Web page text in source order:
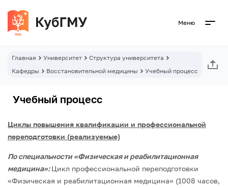
Меню
Главная Университет
Структура университета
Кафедры
Восстановительной медицины Учебный процесс
Учебный процесс
Циклы повышения квалификации и профессиональной
переподготовки (реализуемые)
По специальности «Физическая и реабилитационная
медицина»: Цикл профессиональной переподготовки
«Физическая и реабилитационная медицина» (1008 часов,